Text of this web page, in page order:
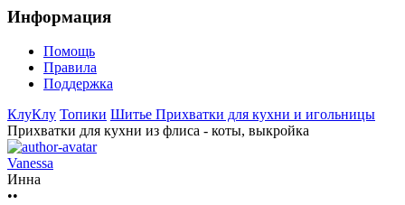
Информация
Помощь
Правила
Поддержка
КлуКлу Топики Шитье Прихватки для кухни и игольницы
Прихватки для кухни из флиса - коты, выкройка
Vanessa
Инна
••